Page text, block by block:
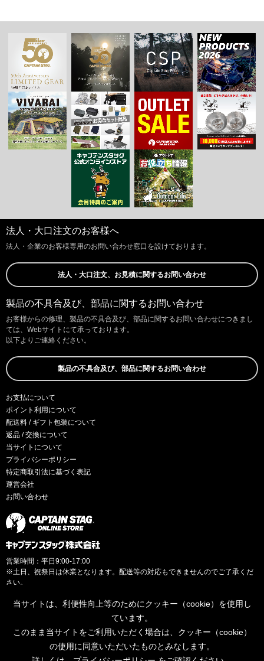
法人・大口注文のお客様へ
法人・企業のお客様専用のお問い合わせ窓口を設けております。
法人・大口注文、お見積に関するお問い合わせ
製品の不具合及び、部品に関するお問い合わせ
お客様からの修理、製品の不具合及び、部品に関するお問い合わせにつきまし
ては、Webサイトにて承っております。
以下よりご連絡ください。
製品の不具合及び、部品に関するお問い合わせ
お支払について
ポイント利用について
配送料 / ギフト包装について
返品 / 交換について
当サイトについて
プライバシーポリシー
特定商取引法に基づく表記
運営会社
お問い合わせ
営業時間：平日9:00-17:00
※土日、祝祭日は休業となります。配送等の対応もできませんのでご了承くだ
さい。
当サイトは、利便性向上等のためにクッキー（cookie）を使用し
ています。
このまま当サイトをご利用いただく場合は、クッキー（cookie）
の使用に同意いただいたものとみなします。